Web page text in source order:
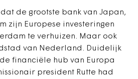
de grootste bank van Japan,
zijn Europese investeringen
te verhuizen. Maar ook
van Nederland. Duidelijk
financiële hub van Europa
president Rutte had